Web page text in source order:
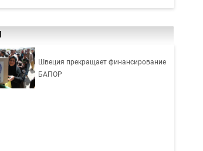
Швеция прекращает финансирование
БАПОР